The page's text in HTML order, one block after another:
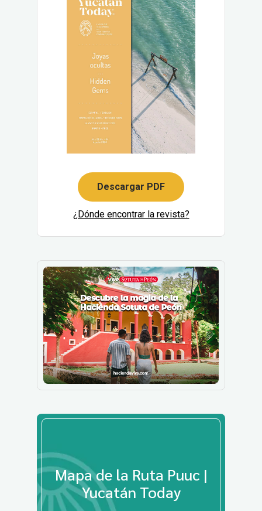
Descargar PDF
¿Dónde encontrar la revista?
Mapa de la Ruta Puuc |
Yucatán Today